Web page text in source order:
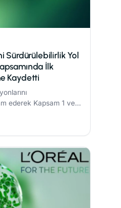
Sürdürülebilirlik Yol
İlk
Kaydetti
ederek Kapsam 1 ve 2